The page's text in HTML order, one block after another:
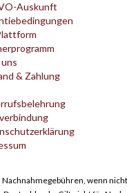
Auskunft
& Zahlung
Nachnahmegebühren, wenn